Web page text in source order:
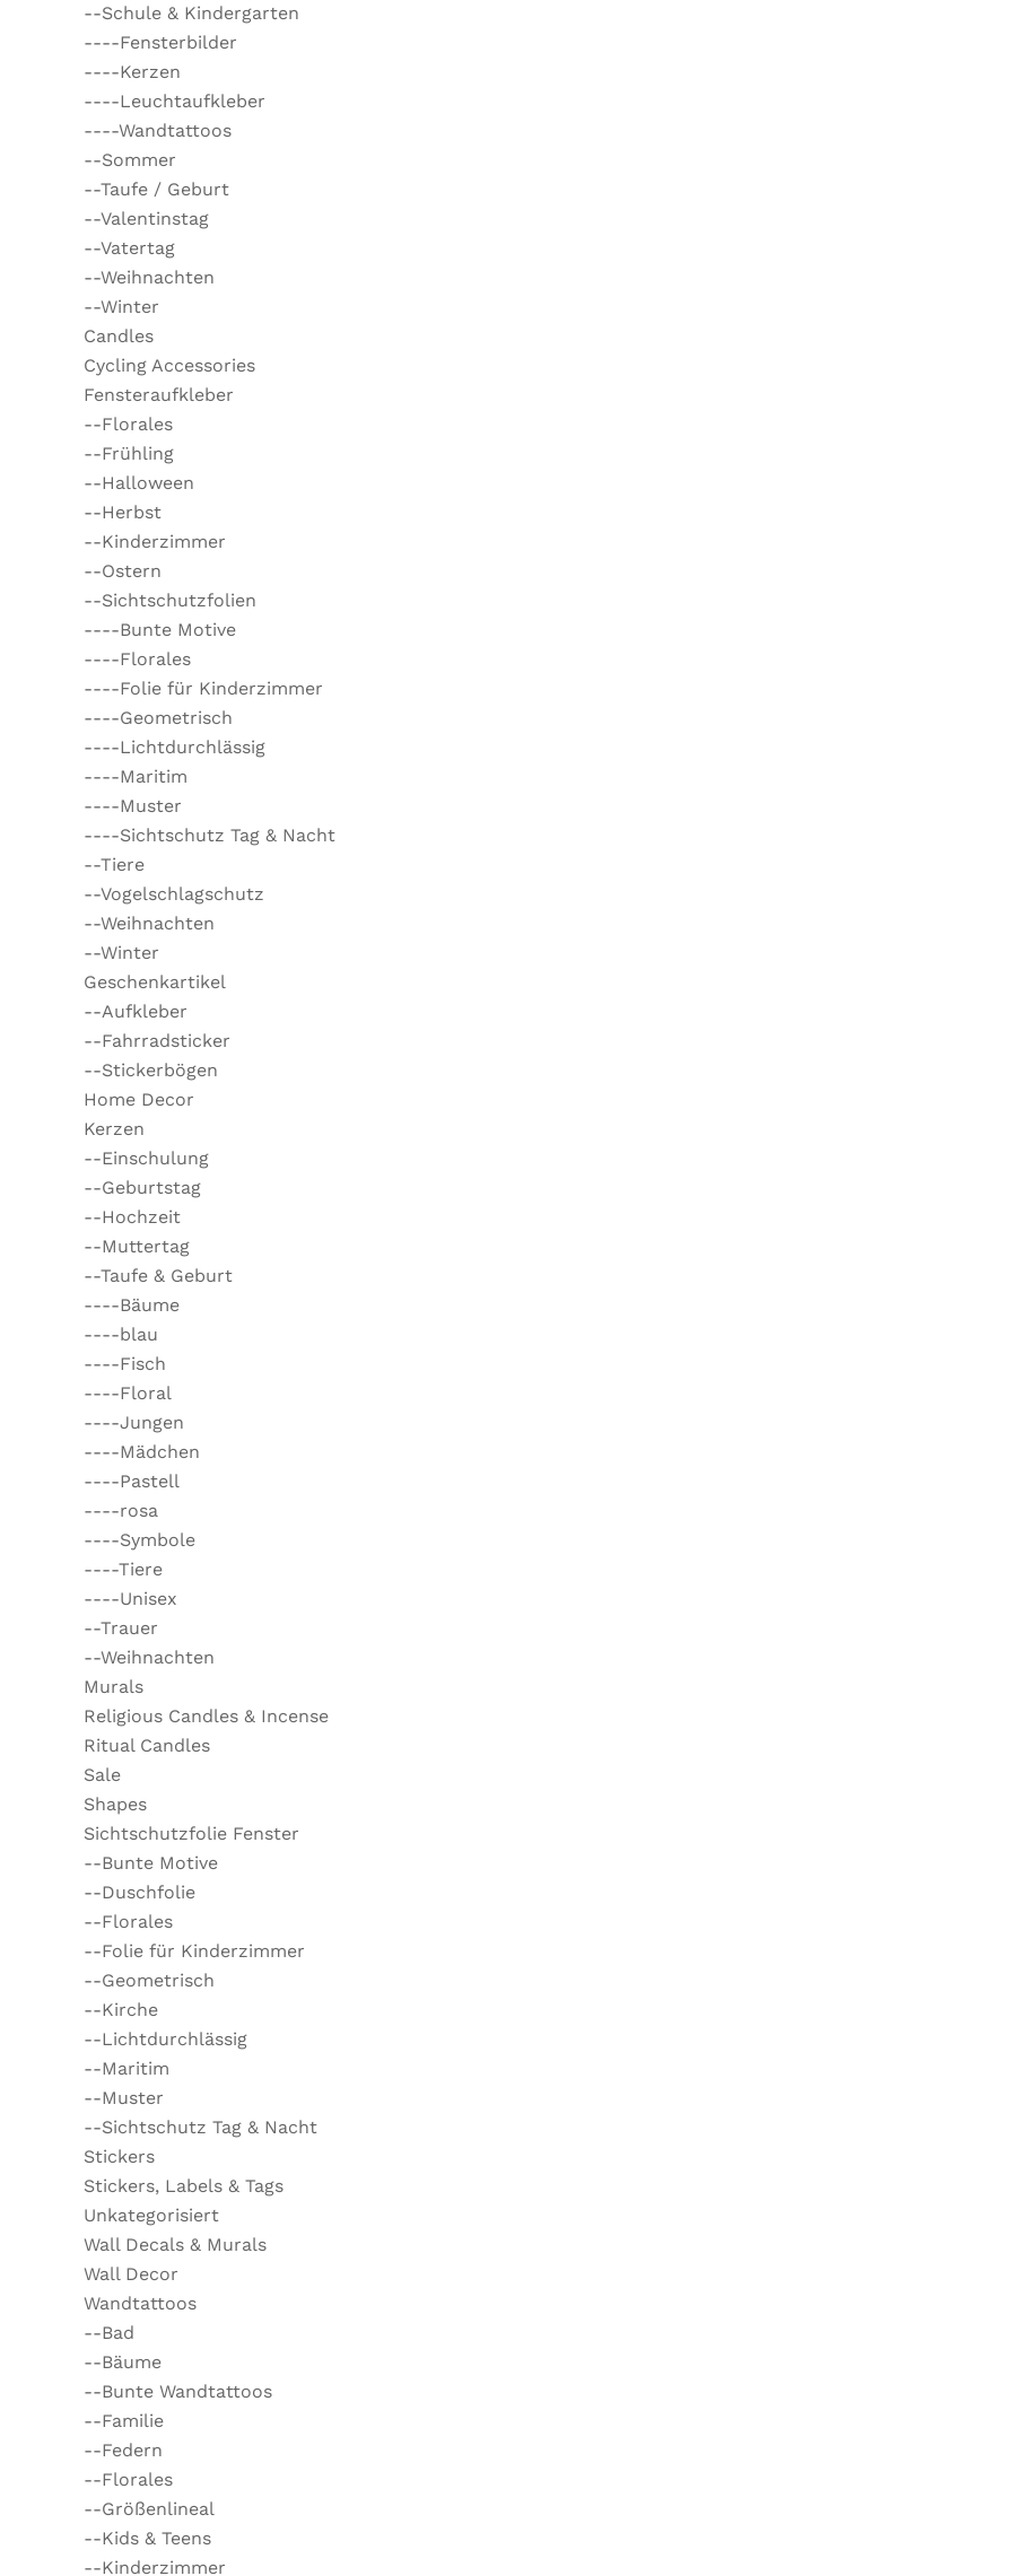
--Schule & Kindergarten
----Fensterbilder
----Kerzen
----Leuchtaufkleber
----Wandtattoos
--Sommer
--Taufe / Geburt
--Valentinstag
--Vatertag
--Weihnachten
--Winter
Candles
Cycling Accessories
Fensteraufkleber
--Florales
--Frühling
--Halloween
--Herbst
--Kinderzimmer
--Ostern
--Sichtschutzfolien
----Bunte Motive
----Florales
----Folie für Kinderzimmer
----Geometrisch
----Lichtdurchlässig
----Maritim
----Muster
----Sichtschutz Tag & Nacht
--Tiere
--Vogelschlagschutz
--Weihnachten
--Winter
Geschenkartikel
--Aufkleber
--Fahrradsticker
--Stickerbögen
Home Decor
Kerzen
--Einschulung
--Geburtstag
--Hochzeit
--Muttertag
--Taufe & Geburt
----Bäume
----blau
----Fisch
----Floral
----Jungen
----Mädchen
----Pastell
----rosa
----Symbole
----Tiere
----Unisex
--Trauer
--Weihnachten
Murals
Religious Candles & Incense
Ritual Candles
Sale
Shapes
Sichtschutzfolie Fenster
--Bunte Motive
--Duschfolie
--Florales
--Folie für Kinderzimmer
--Geometrisch
--Kirche
--Lichtdurchlässig
--Maritim
--Muster
--Sichtschutz Tag & Nacht
Stickers
Stickers, Labels & Tags
Unkategorisiert
Wall Decals & Murals
Wall Decor
Wandtattoos
--Bad
--Bäume
--Bunte Wandtattoos
--Familie
--Federn
--Florales
--Größenlineal
--Kids & Teens
--Kinderzimmer